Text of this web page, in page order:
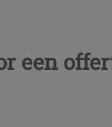
een